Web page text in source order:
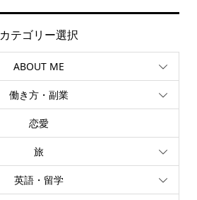
カテゴリー選択
ABOUT ME
働き方・副業
恋愛
旅
英語・留学